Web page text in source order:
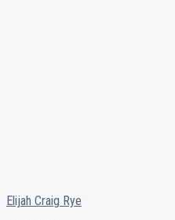
Elijah Craig Rye